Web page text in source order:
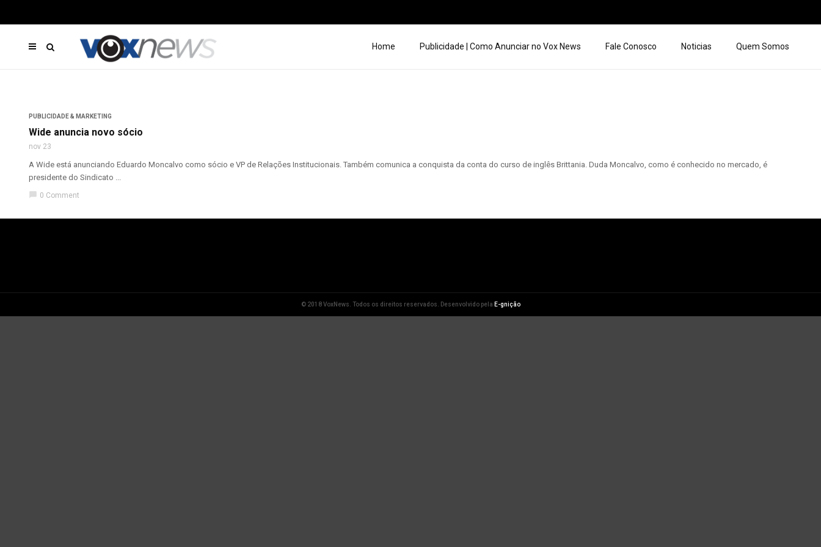
Home Publicidade | Como Anunciar no Vox News Fale Conosco Noticias Quem Somos
PUBLICIDADE & MARKETING
Wide anuncia novo sócio
nov 23
A Wide está anunciando Eduardo Moncalvo como sócio e VP de Relações Institucionais. Também comunica a conquista da conta do curso de inglês Brittania. Duda Moncalvo, como é conhecido no mercado, é
presidente do Sindicato ...
chat_bubble 0 Comment
© 2018 VoxNews. Todos os direitos reservados. Desenvolvido pela E-gnição